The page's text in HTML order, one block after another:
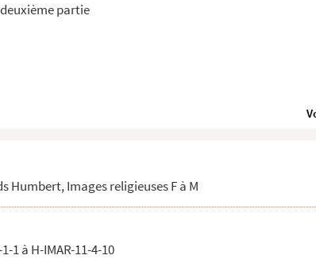
partie
Humbert, Images religieuses F à M
1 à H-IMAR-11-4-10